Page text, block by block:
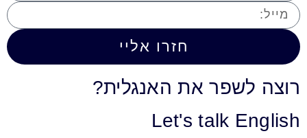
חזרו אליי
רוצה לשפר את האנגלית?
Let's talk English